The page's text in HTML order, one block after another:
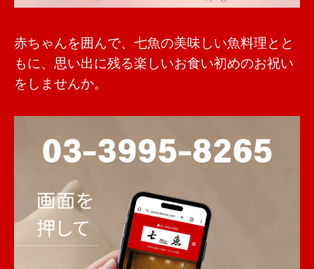
赤ちゃんを囲んで、七魚の美味しい魚料理とと
もに、思い出に残る楽しいお食い初めのお祝い
をしませんか。